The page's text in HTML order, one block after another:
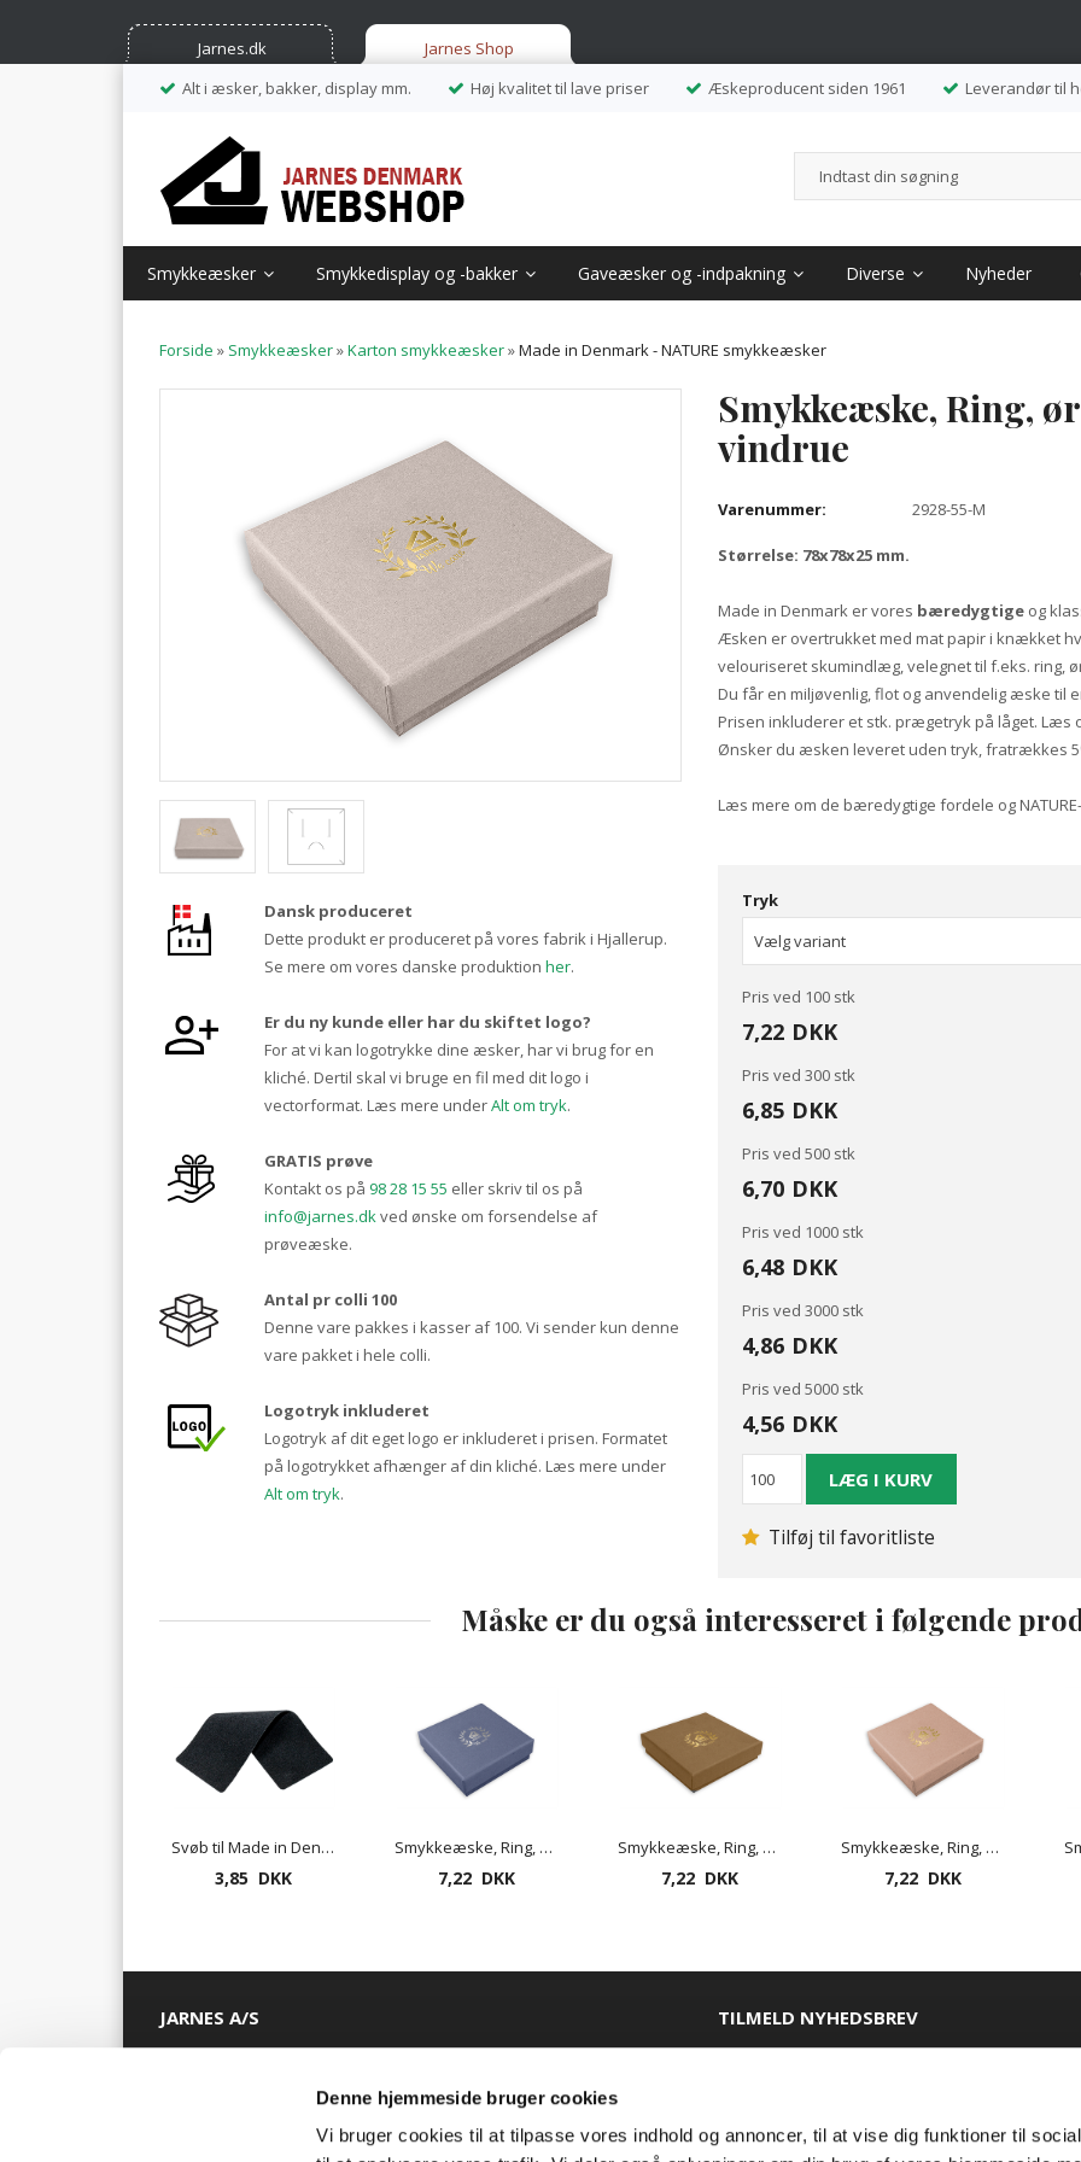
Denne hjemmeside bruger cookies
Vi bruger cookies til at tilpasse vores indhold og annoncer, til at vise dig funktioner til
Jarnes.dk
Jarnes Shop
Alt i æsker, bakker, display mm.
Høj kvalitet til lave priser Æskeproducent siden 1961 Leverandør til
Smykkeæsker Smykkedisplay og -bakker Gaveæsker og -indpakning Diverse Nyheder
Forside » Smykkeæsker»Karton smykkeæsker»Made in Denmark - NATURE smykkeæsker
Dansk produceret
Dette produkt er produceret på vores fabrik i Hjallerup.
Se mere om vores danske produktion her.
Er du ny kunde eller har du skiftet logo?
For at vi kan logotrykke dine æsker, har vi brug for en
kliché. Dertil skal vi bruge en fil med dit logo i
vectorformat. Læs mere underAlt om tryk.
GRATIS prøve
Kontakt os på 98 28 15 55 eller skriv til os på
info@jarnes.dkved ønske om forsendelse af
prøveæske.
Antal pr colli 100
Denne vare pakkes i kasser af 100. Vi sender kun denne
vare pakket i hele colli.
Logotryk inkluderet
Logotryk af dit eget logo er inkluderet i prisen. Formatet
på logotrykket afhænger af din kliché. Læs mere under
Alt om tryk.
Smykkeæske, Ring,
vindrue
Varenummer: 2928-55-M
Størrelse: 78x78x25 mm.
Made in Denmark er vores bæredygtige og
Æsken er overtrukket med mat papir i knækket
velouriseret skumindlæg, velegnet til f.eks. ring,
Du får en miljøvenlig, flot og anvendelig æske til
Prisen inkluderer et stk. prægetryk på låget. Læs
Ønsker du æsken leveret uden tryk, fratrækkes
Læs mere om de bæredygtige fordele og
Tryk
Pris ved 100 stk
7,22 DKK
Pris ved 300 stk
6,85 DKK
Pris ved 500 stk
6,70 DKK
Pris ved 1000 stk
6,48 DKK
Pris ved 3000 stk
4,86 DKK
Pris ved 5000 stk
4,56 DKK
Tilføj til favoritliste
Måske er du også interesseret i følgende
Svøb til Made in Denmark smykkeæske - 2928
3,85 DKK
Smykkeæske, Ring, ørepynt eller kæde - mat lavendel
7,22 DKK
Smykkeæske, Ring, ørepynt eller kæde - mat hasselnød
7,22 DKK
Smykkeæske, Ring, ørepynt eller kæde - mat mandel
7,22 DKK
JARNES A/S
Håndværkervej 34, 9320 Hjallerup
TILMELD NYHEDSBREV